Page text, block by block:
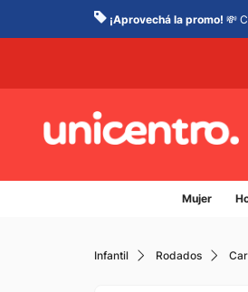
¡Aprovechá la promo! 💸
Mujer
Infantil Rodados